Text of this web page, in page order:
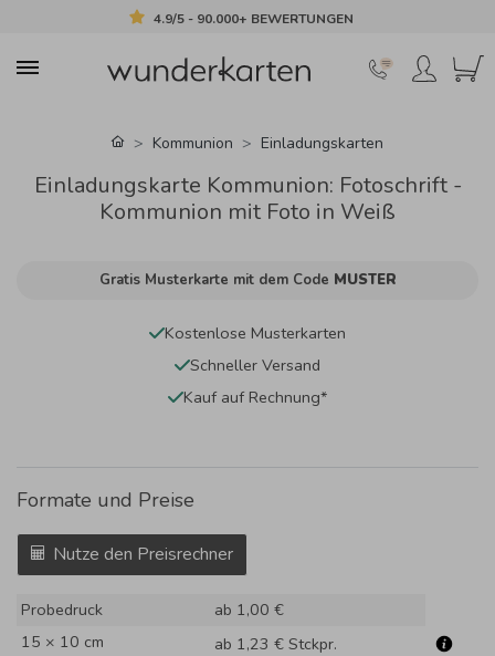
4.9/5 - 90.000+ BEWERTUNGEN
Kommunion Einladungskarten
Einladungskarte Kommunion: Fotoschrift -
Kommunion mit Foto in Weiß
Gratis Musterkarte mit dem Code MUSTER
Kostenlose Musterkarten
Schneller Versand
Kauf auf Rechnung*
Formate und Preise
Nutze den Preisrechner
Probedruck
ab 1,00 €
15 × 10 cm
ab 1,23 € Stckpr.